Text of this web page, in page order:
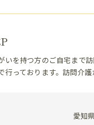
いを持つ方のご自宅まで
行っております。訪問介
愛知